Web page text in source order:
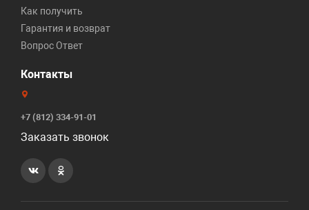
Как получить
Гарантия и возврат
Вопрос Ответ
Контакты
+7 (812) 334-91-01
Заказать звонок